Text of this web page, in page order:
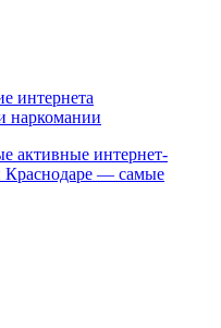
интернета
наркомании
активные интернет-
Краснодаре — самые